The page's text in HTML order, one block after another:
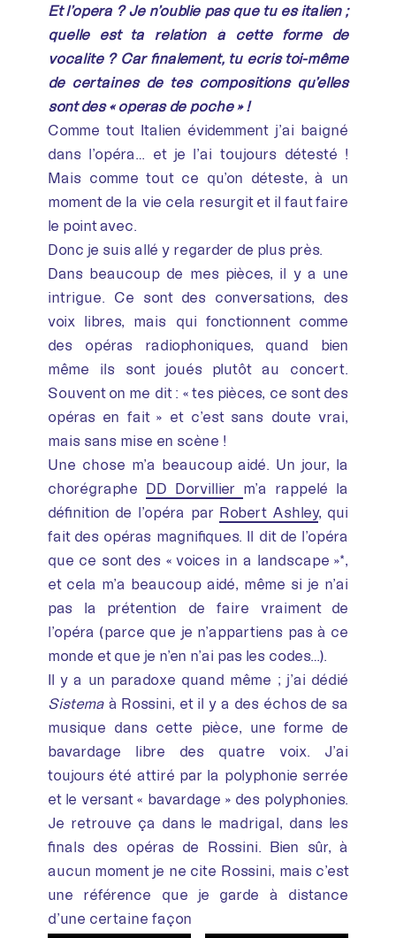
Et l’opéra ? Je n’oublie pas que tu es italien ;
quelle est ta relation à cette forme de
vocalité ? Car finalement, tu écris toi-même
de certaines de tes compositions qu’elles
sont des « opéras de poche » !
Comme tout Italien évidemment j’ai baigné
dans l’opéra… et je l’ai toujours détesté !
Mais comme tout ce qu’on déteste, à un
moment de la vie cela resurgit et il faut faire
le point avec.
Donc je suis allé y regarder de plus près.
Dans beaucoup de mes pièces, il y a une
intrigue. Ce sont des conversations, des
voix libres, mais qui fonctionnent comme
des opéras radiophoniques, quand bien
même ils sont joués plutôt au concert.
Souvent on me dit : « tes pièces, ce sont des
opéras en fait » et c’est sans doute vrai,
mais sans mise en scène !
Une chose m’a beaucoup aidé. Un jour, la
chorégraphe DD Dorvillier m’a rappelé la
définition de l’opéra par Robert Ashley, qui
fait des opéras magnifiques. Il dit de l’opéra
que ce sont des « voices in a landscape »*,
et cela m’a beaucoup aidé, même si je n’ai
pas la prétention de faire vraiment de
l’opéra (parce que je n’appartiens pas à ce
monde et que je n’en n’ai pas les codes…).
Il y a un paradoxe quand même ; j’ai dédié
Sistemaà Rossini, et il y a des échos de sa
musique dans cette pièce, une forme de
bavardage libre des quatre voix. J’ai
toujours été attiré par la polyphonie serrée
et le versant « bavardage » des polyphonies.
Je retrouve ça dans le madrigal, dans les
finals des opéras de Rossini. Bien sûr, à
aucun moment je ne cite Rossini, mais c’est
une référence que je garde à distance
d’une certaine façon